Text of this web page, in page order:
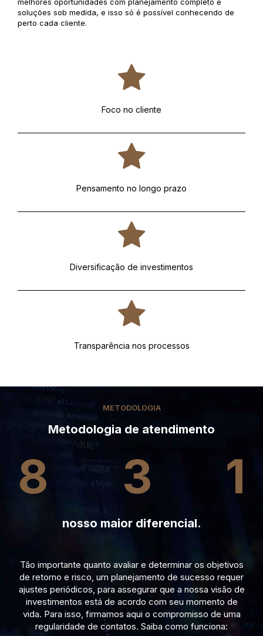
melhores oportunidades com planejamento completo e
soluções sob medida, e isso só é possível conhecendo de
perto cada cliente.
Foco no cliente
Pensamento no longo prazo
Diversificação de investimentos
Transparência nos processos
METODOLOGIA
Metodologia de atendimento
8 3 1
nosso maior diferencial.
Tão importante quanto avaliar e determinar os objetivos
de retorno e risco, um planejamento de sucesso requer
ajustes periódicos, para assegurar que a nossa visão de
investimentos está de acordo com seu momento de
vida. Para isso, firmamos aqui o compromisso de uma
regularidade de contatos. Saiba como funciona: